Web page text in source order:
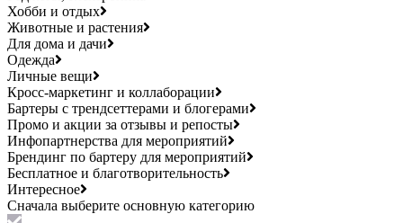
Хобби и отдых
Животные и растения
Для дома и дачи
Одежда
Личные вещи
Кросс-маркетинг и коллаборации
Бартеры с трендсеттерами и блогерами
Промо и акции за отзывы и репосты
Инфопартнерства для мероприятий
Брендинг по бартеру для мероприятий
Бесплатное и благотворительность
Интересное